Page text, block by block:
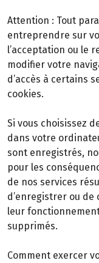
Attention : Tout
entreprendre sur
l’acceptation ou le
modifier votre
d’accès à certains
cookies.
Si vous choisissez
dans votre
sont enregistrés,
pour les
de nos services
d’enregistrer ou de
leur
supprimés.
Comment exercer